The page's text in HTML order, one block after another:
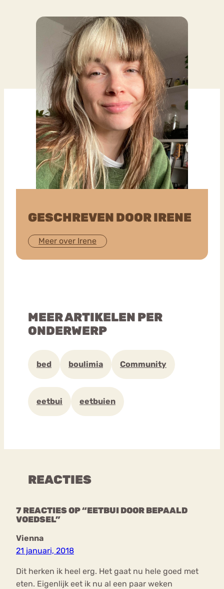
GESCHREVEN DOOR IRENE
Meer over Irene
MEER ARTIKELEN PER
ONDERWERP
bed boulimia Community
eetbui eetbuien
REACTIES
7 REACTIES OP “EETBUI DOOR BEPAALD
VOEDSEL”
Vienna
21 januari, 2018
Dit herken ik heel erg. Het gaat nu hele goed met
eten. Eigenlijk eet ik nu al een paar weken